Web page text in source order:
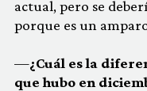
actual, pero se
porque es un
—¿Cuál es la
que hubo en